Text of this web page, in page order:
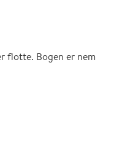
flotte. Bogen er nem